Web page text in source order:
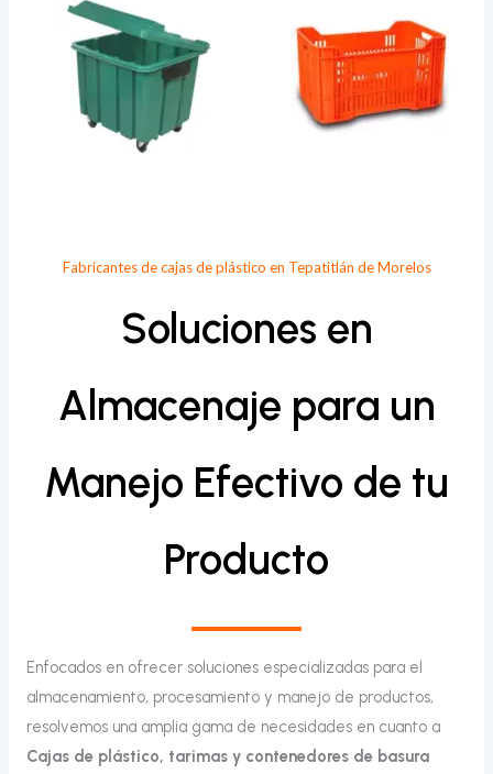
Fabricantes de cajas de plástico en Tepatitlán de Morelos
Soluciones en
Almacenaje para un
Manejo Efectivo de tu
Producto
Enfocados en ofrecer soluciones especializadas para el
almacenamiento, procesamiento y manejo de productos,
resolvemos una amplia gama de necesidades en cuanto a
Cajas de plástico, tarimas y contenedores de basura